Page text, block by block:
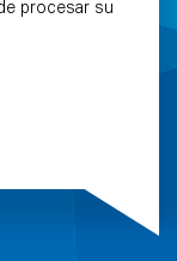
procesar su